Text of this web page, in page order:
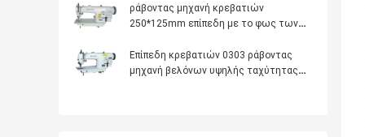
ράβοντας μηχανή κρεβατιών
250*125mm επίπεδη με το φως των
Επίπεδη κρεβατιών 0303 ράβοντας
μηχανή βελόνων υψηλής ταχύτητας